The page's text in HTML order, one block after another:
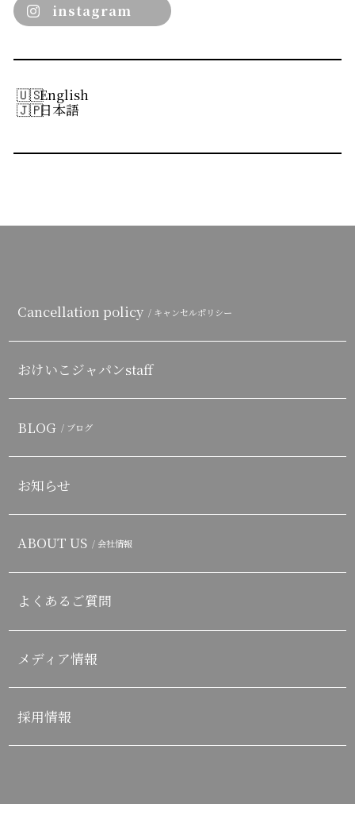
instagram
English
日本語
Cancellation policy / キャンセルポリシー
おけいこジャパンstaff
BLOG / ブログ
お知らせ
ABOUT US / 会社情報
よくあるご質問
メディア情報
採用情報